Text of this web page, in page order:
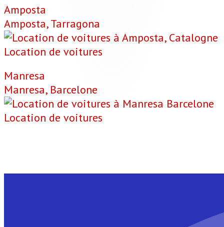
Amposta
Amposta, Tarragona
Location de voitures
Manresa
Manresa, Barcelone
Location de voitures